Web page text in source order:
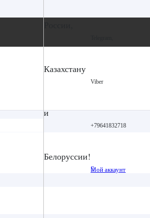
Казахстану
и
Белоруссии!
Viber
+79641832718
Мой аккаунт